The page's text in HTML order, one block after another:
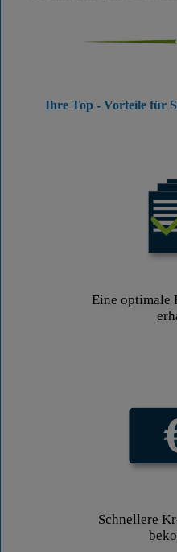
Ihre Top - Vorteile für
Eine optimale
Schnellere